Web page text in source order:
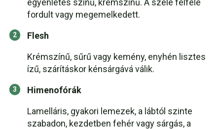
egyenletes színű, krémszínű. A széle felfelé
fordult vagy megemelkedett.
Flesh
Krémszínű, sűrű vagy kemény, enyhén lisztes
ízű, szárításkor kénsárgává válik.
Himenofórák
Lamelláris, gyakori lemezek, a lábtól szinte
szabadon, kezdetben fehér vagy sárgás, a